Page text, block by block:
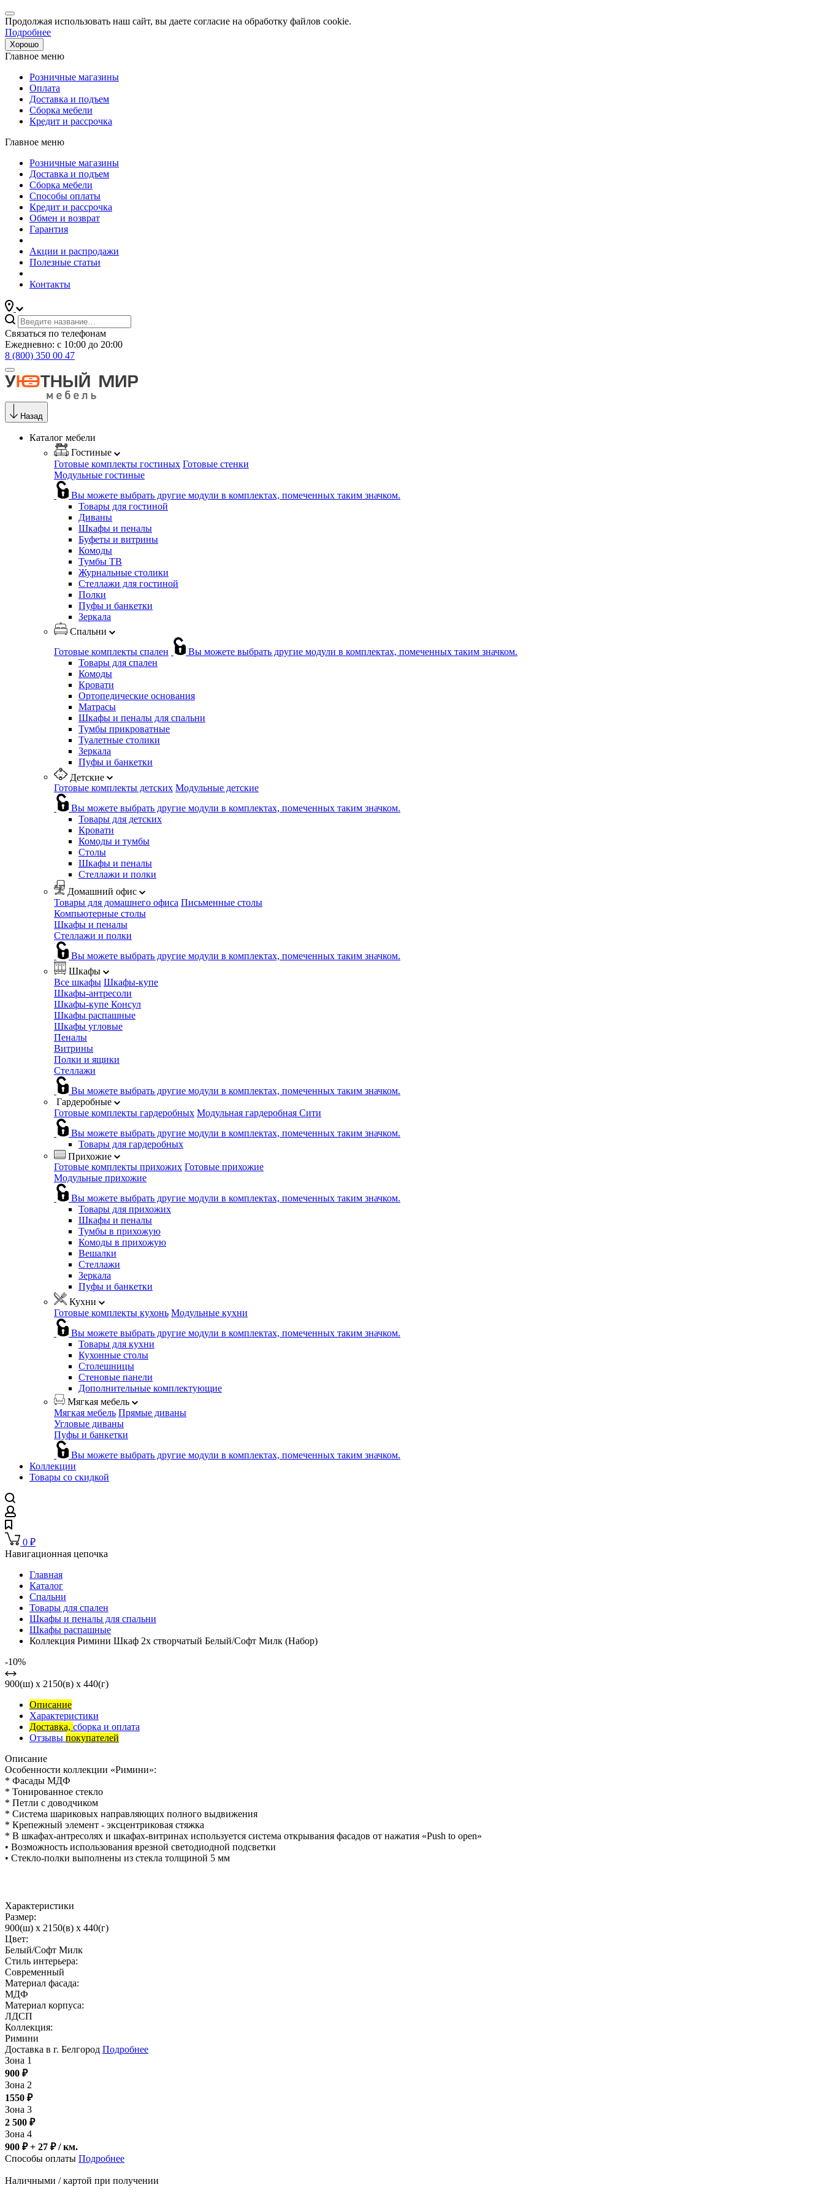
Продолжая использовать наш сайт, вы даете согласие на обработку файлов cookie.
Подробнее
Хорошо
Главное меню
Розничные магазины
Оплата
Доставка и подъем
Сборка мебели
Кредит и рассрочка
Главное меню
Розничные магазины
Доставка и подъем
Сборка мебели
Способы оплаты
Кредит и рассрочка
Обмен и возврат
Гарантия
Акции и распродажи
Полезные статьи
Контакты
Связаться по телефонам
Ежедневно: с 10:00 до 20:00
8 (800) 350 00 47
Назад
Каталог мебели
Гостиные
Готовые комплекты гостиных Готовые стенки
Модульные гостиные
Вы можете выбрать другие модули в комплектах, помеченных таким значком.
Товары для гостиной
Диваны
Шкафы и пеналы
Буфеты и витрины
Комоды
Тумбы ТВ
Журнальные столики
Стеллажи для гостиной
Полки
Пуфы и банкетки
Зеркала
Спальни
Готовые комплекты спален
Вы можете выбрать другие модули в комплектах, помеченных таким значком.
Товары для спален
Комоды
Кровати
Ортопедические основания
Матрасы
Шкафы и пеналы для спальни
Тумбы прикроватные
Туалетные столики
Зеркала
Пуфы и банкетки
Детские
Готовые комплекты детских Модульные детские
Вы можете выбрать другие модули в комплектах, помеченных таким значком.
Товары для детских
Кровати
Комоды и тумбы
Столы
Шкафы и пеналы
Стеллажи и полки
Домашний офис
Товары для домашнего офиса Письменные столы
Компьютерные столы
Шкафы и пеналы
Стеллажи и полки
Вы можете выбрать другие модули в комплектах, помеченных таким значком.
Шкафы
Все шкафы Шкафы-купе
Шкафы-антресоли
Шкафы-купе Консул
Шкафы распашные
Шкафы угловые
Пеналы
Витрины
Полки и ящики
Стеллажи
Вы можете выбрать другие модули в комплектах, помеченных таким значком.
Гардеробные
Готовые комплекты гардеробных Модульная гардеробная Сити
Вы можете выбрать другие модули в комплектах, помеченных таким значком.
Товары для гардеробных
Прихожие
Готовые комплекты прихожих Готовые прихожие
Модульные прихожие
Вы можете выбрать другие модули в комплектах, помеченных таким значком.
Товары для прихожих
Шкафы и пеналы
Тумбы в прихожую
Комоды в прихожую
Вешалки
Стеллажи
Зеркала
Пуфы и банкетки
Кухни
Готовые комплекты кухонь Модульные кухни
Вы можете выбрать другие модули в комплектах, помеченных таким значком.
Товары для кухни
Кухонные столы
Столешницы
Стеновые панели
Дополнительные комплектующие
Мягкая мебель
Мягкая мебель Прямые диваны
Угловые диваны
Пуфы и банкетки
Вы можете выбрать другие модули в комплектах, помеченных таким значком.
Коллекции
Товары со скидкой
0 ₽
Навигационная цепочка
Главная
Каталог
Спальни
Товары для спален
Шкафы и пеналы для спальни
Шкафы распашные
Коллекция Римини Шкаф 2х створчатый Белый/Софт Милк (Набор)
-10%
900(ш) x 2150(в) x 440(г)
Описание
Характеристики
Доставка, сборка и оплата
Отзывы покупателей
Описание
Особенности коллекции «Римини»:
* Фасады МДФ
* Тонированное стекло
* Петли с доводчиком
* Система шариковых направляющих полного выдвижения
* Крепежный элемент - эксцентриковая стяжка
* В шкафах-антресолях и шкафах-витринах используется система открывания фасадов от нажатия «Push to open»
• Возможность использования врезной светодиодной подсветки
• Стекло-полки выполнены из стекла толщиной 5 мм
Характеристики
Размер:
900(ш) x 2150(в) x 440(г)
Цвет:
Белый/Софт Милк
Стиль интерьера:
Современный
Материал фасада:
МДФ
Материал корпуса:
ЛДСП
Коллекция:
Римини
Доставка в г. Белгород Подробнее
Зона 1
900 ₽
Зона 2
1550 ₽
Зона 3
2 500 ₽
Зона 4
900 ₽ + 27 ₽/ км.
Способы оплаты Подробнее
Наличными / картой при получении